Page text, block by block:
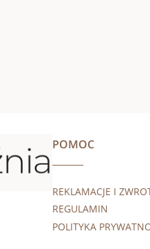
POMOC
REKLAMACJE I
REGULAMIN
POLITYKA